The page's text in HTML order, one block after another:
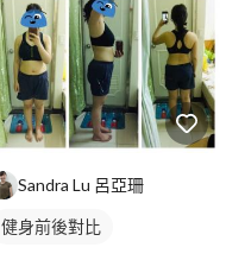
Sandra Lu 呂亞珊
健身前後對比